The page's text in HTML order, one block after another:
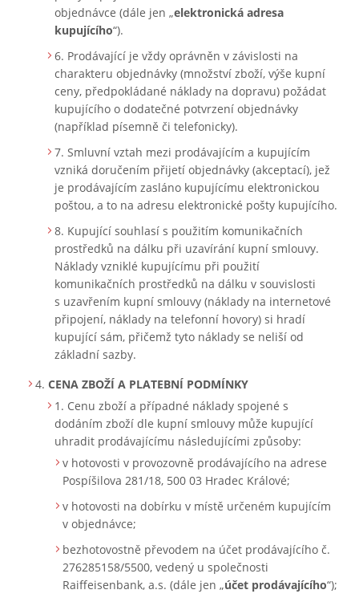
objednávce (dále jen „elektronická adresa
kupujícího“).
Prodávající je vždy oprávněn v závislosti na
charakteru objednávky (množství zboží, výše kupní
ceny, předpokládané náklady na dopravu) požádat
kupujícího o dodatečné potvrzení objednávky
(například písemně či telefonicky).
Smluvní vztah mezi prodávajícím a kupujícím
vzniká doručením přijetí objednávky (akceptací), jež
je prodávajícím zasláno kupujícímu elektronickou
poštou, a to na adresu elektronické pošty kupujícího.
Kupující souhlasí s použitím komunikačních
prostředků na dálku při uzavírání kupní smlouvy.
Náklady vzniklé kupujícímu při použití
komunikačních prostředků na dálku v souvislosti
s uzavřením kupní smlouvy (náklady na internetové
připojení, náklady na telefonní hovory) si hradí
kupující sám, přičemž tyto náklady se neliší od
základní sazby.
CENA ZBOŽÍ A PLATEBNÍ PODMÍNKY
Cenu zboží a případné náklady spojené s
dodáním zboží dle kupní smlouvy může kupující
uhradit prodávajícímu následujícími způsoby:
v hotovosti v provozovně prodávajícího na adrese
Pospíšilova 281/18, 500 03 Hradec Králové;
v hotovosti na dobírku v místě určeném kupujícím
v objednávce;
bezhotovostně převodem na účet prodávajícího č.
276285158/5500, vedený u společnosti
Raiffeisenbank, a.s. (dále jen „účet prodávajícího“);